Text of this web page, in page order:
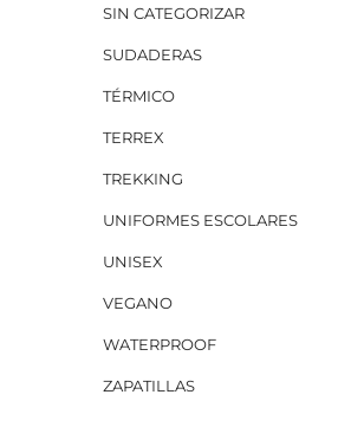
SIN CATEGORIZAR
SUDADERAS
TÉRMICO
TERREX
TREKKING
UNIFORMES ESCOLARES
UNISEX
VEGANO
WATERPROOF
ZAPATILLAS